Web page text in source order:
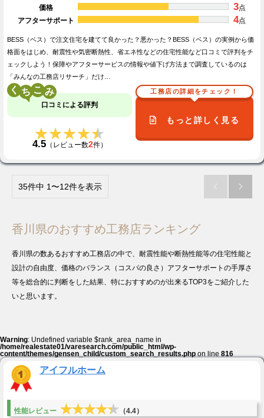
価格
3点
アフターサポート
4点
BESS（ベス）で注文住宅を建てて良かった？悪かった？BESS（ベス）の実例から価
格面をはじめ、耐震性や気密断熱性、省エネ性などの住宅性能など口コミで評判をチ
ェックしよう！保障やアフターサービスの情報や値下げ方法まで調査しているのは
「みんなの工務店リサーチ」だけ…
く こ
口コミによる評判
★★★★★
★★★★★
4.5（レビュー数2件）
工務店の詳細をチェック！
もっと詳しく見る
35件中 1〜12件を表示  
香川県のおすすめ工務店ランキング
香川県の数あるおすすめ工務店の中で、耐震性能や断熱性能等の住宅性能と
設計の自由度、価格のバランス（コスパの良さ）アフターサポートの手厚さ
等を総合的に判断をした結果、特におすすめのが出来るTOP3をご紹介した
いと思います。
Warning: Undefined variable $rank_area_name in
/home/realestate01/varesearch.com/public_html/wp-
content/themes/gensen_child/custom_search_results.phpon line816
アイフルホーム
性能レビュー ★★★★★
★★★★★ （4.4）